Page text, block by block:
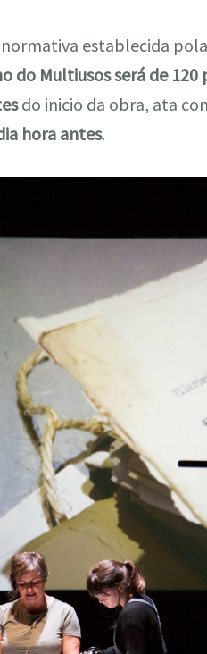
establecida
do Multiusos será de 120
do inicio da obra, ata
hora antes.